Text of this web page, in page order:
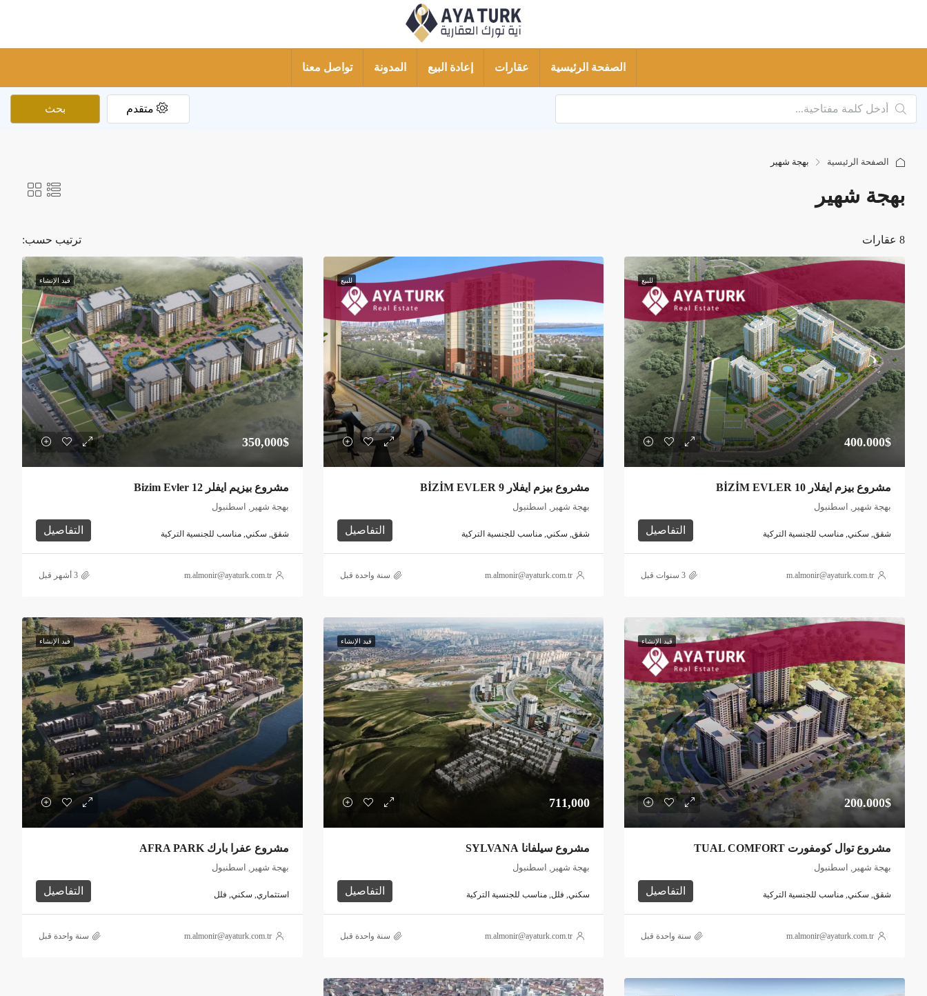
الصفحة الرئيسية عقارات إعادة البيع المدونة تواصل معنا
متقدم بحث
الصفحة الرئيسية بهجة شهير
بهجة شهير
8 عقارات ترتيب حسب:
للبيع
400.000$
مشروع بيزم ايفلار BİZİM EVLER 10
بهجة شهير, اسطنبول
شقق, سكني, مناسب للجنسية التركية التفاصيل
m.almonir@ayaturk.com.tr
للبيع
مشروع بيزم ايفلار BİZİM EVLER 9
بهجة شهير, اسطنبول
شقق, سكني, مناسب للجنسية التركية التفاصيل
m.almonir@ayaturk.com.tr ‏سنة واحدة قبل
قيد الإنشاء
350,000$
مشروع بيزيم ايفلر Bizim Evler 12
بهجة شهير, اسطنبول
شقق, سكني, مناسب للجنسية التركية التفاصيل
m.almonir@ayaturk.com.tr
قيد الإنشاء
200.000$
مشروع توال كومفورت TUAL COMFORT
بهجة شهير, اسطنبول
شقق, سكني, مناسب للجنسية التركية التفاصيل
m.almonir@ayaturk.com.tr ‏سنة واحدة قبل
قيد الإنشاء
711,000
مشروع سيلفانا SYLVANA
بهجة شهير, اسطنبول
سكني, فلل, مناسب للجنسية التركية التفاصيل
m.almonir@ayaturk.com.tr ‏سنة واحدة قبل
قيد الإنشاء
مشروع عفرا بارك AFRA PARK
بهجة شهير, اسطنبول
استثماري, سكني, فلل التفاصيل
m.almonir@ayaturk.com.tr ‏سنة واحدة قبل